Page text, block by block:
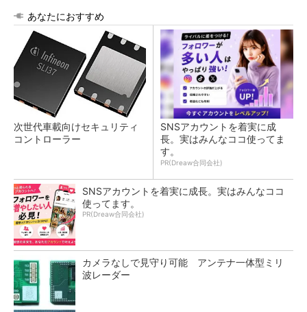
あなたにおすすめ
次世代車載向けセキュリティ
コントローラー
SNSアカウントを着実に成
長。実はみんなココ使ってま
す。
PR(Dreaw合同会社)
SNSアカウントを着実に成長。実はみんなココ
使ってます。
PR(Dreaw合同会社)
カメラなしで見守り可能 アンテナ一体型ミリ
波レーダー